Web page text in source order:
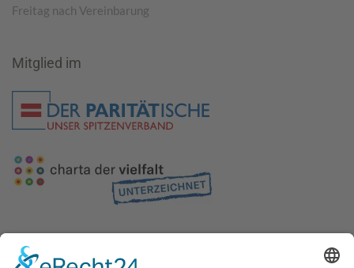
Freitag nach Vereinbarung
Mitglied im